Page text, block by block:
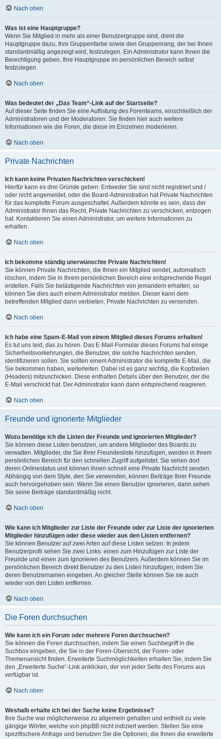
Nach oben
Was ist eine Hauptgruppe?
Wenn Sie Mitglied in mehr als einer Benutzergruppe sind, dient die
Hauptgruppe dazu, Ihre Gruppenfarbe sowie den Gruppenrang, der bei Ihnen
standardmäßig angezeigt wird, festzulegen. Ein Administrator kann Ihnen die
Berechtigung geben, Ihre Hauptgruppe im persönlichen Bereich selbst
festzulegen.
Nach oben
Was bedeutet der „Das Team“-Link auf der Startseite?
Auf dieser Seite finden Sie eine Auflistung des Forenteams, einschließlich der
Administratoren und der Moderatoren. Sie finden hier auch weitere
Informationen wie die Foren, die diese im Einzelnen moderieren.
Nach oben
Private Nachrichten
Ich kann keine Privaten Nachrichten verschicken!
Hierfür kann es drei Gründe geben: Entweder Sie sind nicht registriert und /
oder nicht angemeldet, oder die Board-Administration hat Private Nachrichten
für das komplette Forum ausgeschaltet. Außerdem könnte es sein, dass der
Administrator Ihnen das Recht, Private Nachrichten zu verschicken, entzogen
hat. Kontaktieren Sie einen Administrator, um weitere Informationen zu
erhalten.
Nach oben
Ich bekomme ständig unerwünschte Private Nachrichten!
Sie können Private Nachrichten, die Ihnen ein Mitglied sendet, automatisch
löschen, indem Sie in Ihrem persönlichen Bereich eine entsprechende Regel
erstellen. Falls Sie belästigende Nachrichten von jemandem erhalten, so
können Sie dies auch einem Administrator melden. Dieser kann dem
betreffenden Mitglied dann verbieten, Private Nachrichten zu versenden.
Nach oben
Ich habe eine Spam-E-Mail von einem Mitglied dieses Forums erhalten!
Es tut uns leid, das zu hören. Das E-Mail-Formular dieses Forums hat einige
Sicherheitsvorkehrungen, die Benutzer, die solche Nachrichten senden,
identifizieren sollen. Sie sollten einem Administrator die komplette E-Mail, die
Sie bekommen haben, weiterleiten. Dabei ist es ganz wichtig, die Kopfzeilen
(Headers) mitzuschicken. Diese enthalten Details über den Benutzer, der die
E-Mail verschickt hat. Der Administrator kann dann entsprechend reagieren.
Nach oben
Freunde und ignorierte Mitglieder
Wozu benötige ich die Listen der Freunde und ignorierten Mitglieder?
Sie können diese Listen benutzen, um andere Mitglieder des Boards zu
verwalten. Mitglieder, die Sie Ihrer Freundesliste hinzufügen, werden in Ihrem
persönlichen Bereich für den schnellen Zugriff aufgelistet. Sie sehen dort
deren Onlinestatus und können ihnen schnell eine Private Nachricht senden.
Abhängig von dem Style, den Sie verwenden, können Beiträge Ihrer Freunde
auch hervorgehoben sein. Wenn Sie einen Benutzer ignorieren, dann sehen
Sie seine Beiträge standardmäßig nicht.
Nach oben
Wie kann ich Mitglieder zur Liste der Freunde oder zur Liste der ignorierten
Mitglieder hinzufügen oder diese wieder aus den Listen entfernen?
Sie können Benutzer auf zwei Arten auf diese Listen setzen: In jedem
Benutzerprofil sehen Sie zwei Links: einen zum Hinzufügen zur Liste der
Freunde und einen zum Ignorieren des Benutzers. Außerdem können Sie im
persönlichen Bereich direkt Benutzer zu den Listen hinzufügen, indem Sie
deren Benutzernamen eingeben. An gleicher Stelle können Sie sie auch
wieder von den Listen entfernen.
Nach oben
Die Foren durchsuchen
Wie kann ich ein Forum oder mehrere Foren durchsuchen?
Sie können die Foren durchsuchen, indem Sie einen Suchbegriff in die
Suchbox eingeben, die Sie in der Foren-Übersicht, der Foren- oder
Themenansicht finden. Erweiterte Suchmöglichkeiten erhalten Sie, indem Sie
den „Erweiterte Suche“-Link anklicken, der von jeder Seite des Forums aus
verfügbar ist.
Nach oben
Weshalb erhalte ich bei der Suche keine Ergebnisse?
Ihre Suche war möglicherweise zu allgemein gehalten und enthielt zu viele
gängige Wörter, welche von phpBB nicht indiziert werden. Stellen Sie eine
spezifischere Anfrage und benutzen Sie die Optionen, die Ihnen die erweiterte